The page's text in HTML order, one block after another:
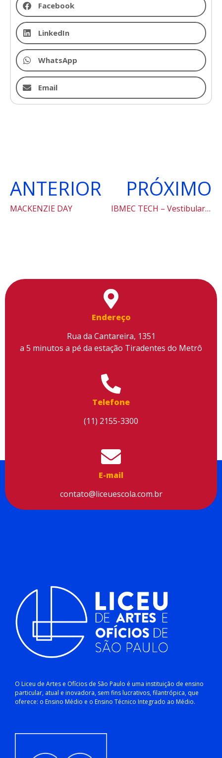
Facebook
LinkedIn
WhatsApp
Email
ANTERIOR
MACKENZIE DAY
PRÓXIMO
IBMEC TECH – Vestibular 2023
Endereço
Rua da Cantareira, 1351
a 5 minutos a pé da estação Tiradentes do Metrô
Telefone
(11) 2155-3300
E-mail
contato@liceuescola.com.br
O Liceu de Artes e Ofícios de São Paulo é uma instituição de ensino
particular, atual e inovadora, sem fins lucrativos, filantrópica, que
oferece: o Ensino Médio e o Ensino Técnico Integrado ao Médio.
Aceitar cookies